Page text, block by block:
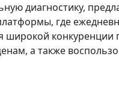
диагностику,
где
конкуренции
а также